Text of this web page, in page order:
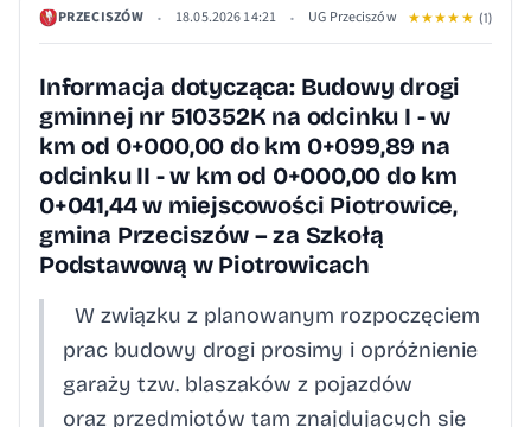
PRZECISZÓW • 18.05.2026 14:21 • UG Przeciszów ★★★★ ★ (1)
Informacja dotycząca: Budowy drogi
gminnej nr 510352K na odcinku I - w
km od 0+000,00 do km 0+099,89 na
odcinku II - w km od 0+000,00 do km
0+041,44 w miejscowości Piotrowice,
gmina Przeciszów – za Szkołą
Podstawową w Piotrowicach
W związku z planowanym rozpoczęciem
prac budowy drogi prosimy i opróżnienie
garaży tzw. blaszaków z pojazdów
oraz przedmiotów tam znajdujących się